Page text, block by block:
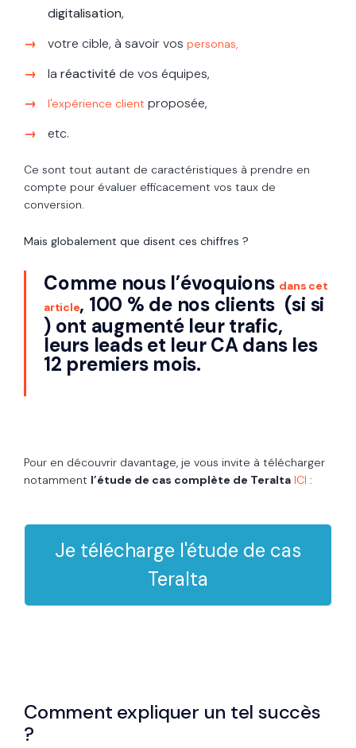
digitalisation,
votre cible, à savoir vos personas,
la réactivité de vos équipes,
l'expérience client proposée,
etc.
Ce sont tout autant de caractéristiques à prendre en
compte pour évaluer efficacement vos taux de
conversion.
Mais globalement que disent ces chiffres ?
Comme nous l’évoquions dans cet
article, 100 % de nos clients (si si
) ont augmenté leur trafic,
leurs leads et leur CA dans les
12 premiers mois.
Pour en découvrir davantage, je vous invite à télécharger
notamment l’étude de cas complète de Teralta ICI :
Je télécharge l'étude de cas
Teralta
Comment expliquer un tel succès
?